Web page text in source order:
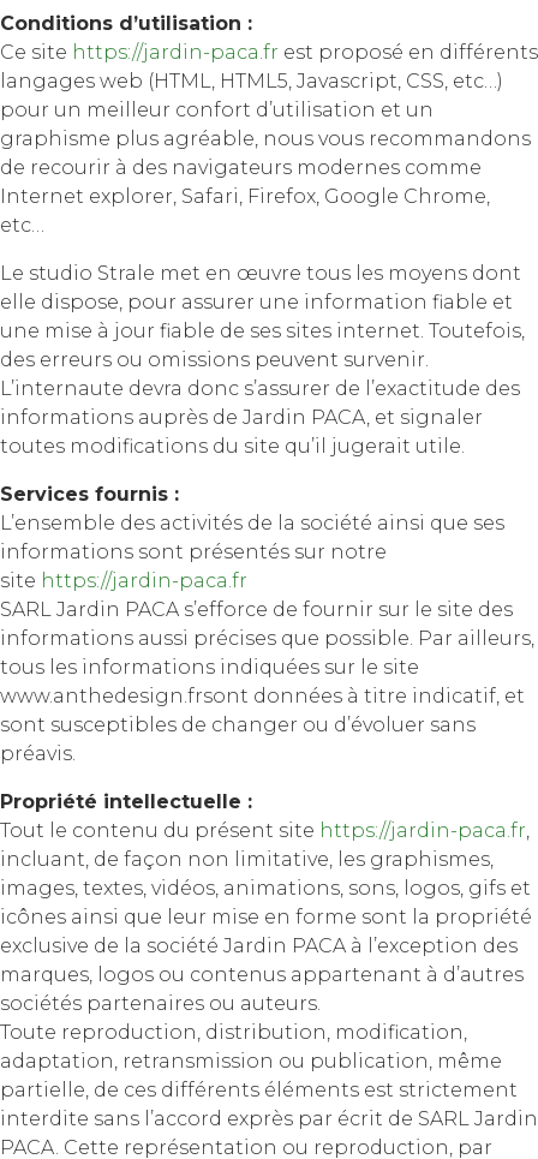
Conditions d’utilisation :
Ce site https://jardin-paca.fr est proposé en différents
langages web (HTML, HTML5, Javascript, CSS, etc…)
pour un meilleur confort d’utilisation et un
graphisme plus agréable, nous vous recommandons
de recourir à des navigateurs modernes comme
Internet explorer, Safari, Firefox, Google Chrome,
etc…
Le studio Strale met en œuvre tous les moyens dont
elle dispose, pour assurer une information fiable et
une mise à jour fiable de ses sites internet. Toutefois,
des erreurs ou omissions peuvent survenir.
L’internaute devra donc s’assurer de l’exactitude des
informations auprès de Jardin PACA, et signaler
toutes modifications du site qu’il jugerait utile.
Services fournis :
L’ensemble des activités de la société ainsi que ses
informations sont présentés sur notre
site https://jardin-paca.fr
SARL Jardin PACA s’efforce de fournir sur le site des
informations aussi précises que possible. Par ailleurs,
tous les informations indiquées sur le site
www.anthedesign.frsont données à titre indicatif, et
sont susceptibles de changer ou d’évoluer sans
préavis.
Propriété intellectuelle :
Tout le contenu du présent site https://jardin-paca.fr,
incluant, de façon non limitative, les graphismes,
images, textes, vidéos, animations, sons, logos, gifs et
icônes ainsi que leur mise en forme sont la propriété
exclusive de la société Jardin PACA à l’exception des
marques, logos ou contenus appartenant à d’autres
sociétés partenaires ou auteurs.
Toute reproduction, distribution, modification,
adaptation, retransmission ou publication, même
partielle, de ces différents éléments est strictement
interdite sans l’accord exprès par écrit de SARL Jardin
PACA. Cette représentation ou reproduction, par